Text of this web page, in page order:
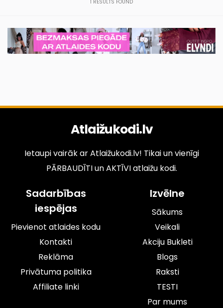
1 RESULTS FOUND
Atlaižukodi.lv
Ietaupi vairāk ar Atlaižukodi.lv! Tikai un vienīgi
PĀRBAUDĪTI un AKTĪVI atlaižu kodi.
Sadarbības
iespējas
Pievienot atlaides kodu
Kontakti
Reklāma
Privātuma politika
Affiliate linki
Izvēlne
Sākums
Veikali
Akciju Bukleti
Blogs
Raksti
TESTI
Par mums